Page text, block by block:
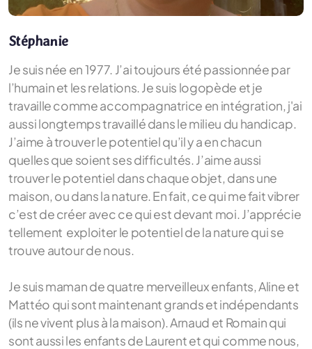
Stéphanie
Je suis née en 1977. J’ai toujours été passionnée par
l’humain et les relations. Je suis logopède et je
travaille comme accompagnatrice en intégration, j'ai
aussi longtemps travaillé dans le milieu du handicap.
J’aime à trouver le potentiel qu’il y a en chacun
quelles que soient ses difficultés. J’aime aussi
trouver le potentiel dans chaque objet, dans une
maison, ou dans la nature. En fait, ce qui me fait vibrer
c’est de créer avec ce qui est devant moi. J’apprécie
tellement exploiter le potentiel de la nature qui se
trouve autour de nous.
Je suis maman de quatre merveilleux enfants, Aline et
Mattéo qui sont maintenant grands et indépendants
(ils ne vivent plus à la maison). Arnaud et Romain qui
sont aussi les enfants de Laurent et qui comme nous,